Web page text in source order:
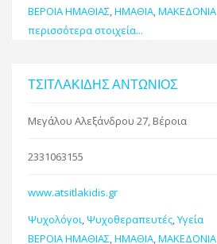
ΒΕΡΟΙΑ ΗΜΑΘΙΑΣ,ΗΜΑΘΙΑ,ΜΑΚΕΔΟΝΙΑ
περισσότερα στοιχεία...
ΤΣΙΤΛΑΚΙΔΗΣ ΑΝΤΩΝΙΟΣ
Μεγάλου Αλεξάνδρου 27, Βέροια
2331063155
www.atsitlakidis.gr
Ψυχολόγοι,Ψυχοθεραπευτές,Υγεία
ΒΕΡΟΙΑ ΗΜΑΘΙΑΣ,ΗΜΑΘΙΑ,ΜΑΚΕΔΟΝΙΑ